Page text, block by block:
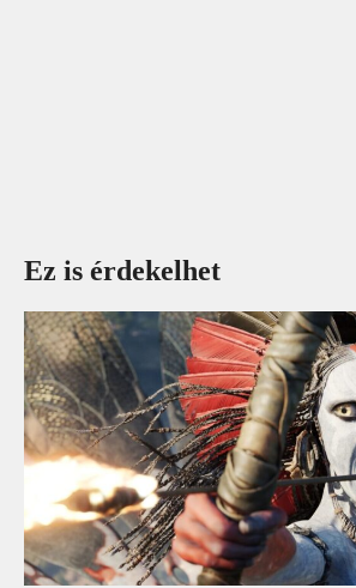
Ez is érdekelhet